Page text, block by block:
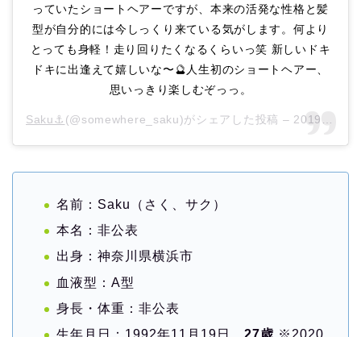
っていたショートヘアーですが、本来の活発な性格と髪
型が自分的には今しっくり来ている気がします。何より
とっても身軽！走り回りたくなるくらいっ笑 新しいドキ
ドキに出逢えて嬉しいな〜🔮人生初のショートヘアー、
思いっきり楽しむぞっっ。
Saku⚓︎ (@somewhere_saku)がシェアした投稿 – 2019年 5月月13日午前3時40分PDT
名前：Saku（さく、サク）
本名：非公表
出身：神奈川県横浜市
血液型：A型
身長・体重：非公表
生年月日：1992年11月19日 27歳 ※2020